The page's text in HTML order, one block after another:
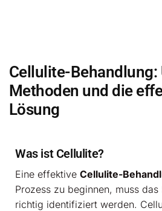
Cellulite-Behandlung:
Methoden und die
Lösung
Was ist Cellulite?
Eine effektive Cellulite-
Prozess zu beginnen, muss
richtig identifiziert werden.